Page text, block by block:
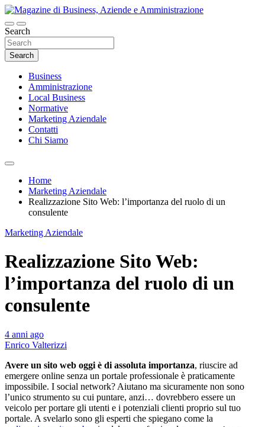
Skip
to
content
Magazine di Business, Aziende e
Amministrazione
Search
Search
Business
Amministrazione
Local Business
Normative
Marketing Aziendale
Contatti
Chi Siamo
Home
Marketing Aziendale
Realizzazione Sito Web: l’importanza del ruolo di un
consulente
Marketing Aziendale
Realizzazione Sito Web:
l’importanza del ruolo di un
consulente
4 anni ago
Enrico Valterizzi
Avere un sito web oggi è di assoluta importanza, riuscire ad
emergere online senza un portale professionale è praticamente
impossibile. I social network? Aiutano ma sicuramente non sono
l’unico strumento su cui puntare, anzi… dovrebbero essere un
veicolo per portare gli utenti e i potenziali clienti proprio sul tuo
portale. A svelarlo sono gli esperti che spiegano come la